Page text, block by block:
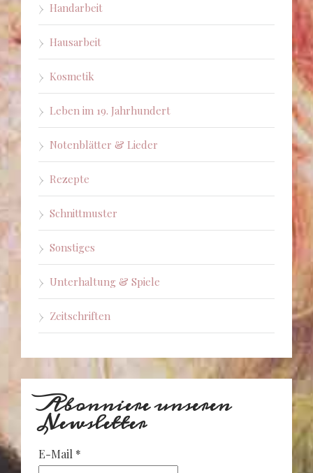
Handarbeit
Hausarbeit
Kosmetik
Leben im 19. Jahrhundert
Notenblätter & Lieder
Rezepte
Schnittmuster
Sonstiges
Unterhaltung & Spiele
Zeitschriften
Abonniere unseren
Newsletter
E-Mail *